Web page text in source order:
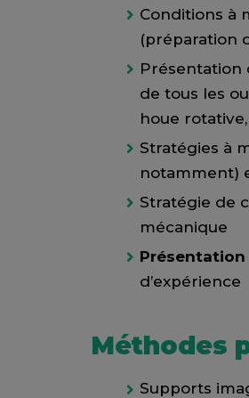
Conditions à
(préparation
Présentation
de tous les
houe
Stratégies à
notamment)
Stratégie de
mécanique
Présentation
d’expérience
Méthodes
Supports